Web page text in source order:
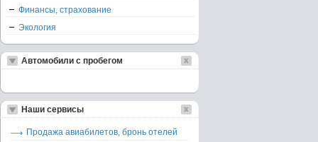
Финансы, страхование
Экология
Автомобили с пробегом
Наши сервисы
Продажа авиабилетов, бронь отелей